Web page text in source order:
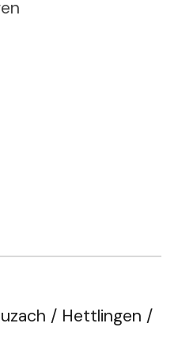
/ Hettlingen /